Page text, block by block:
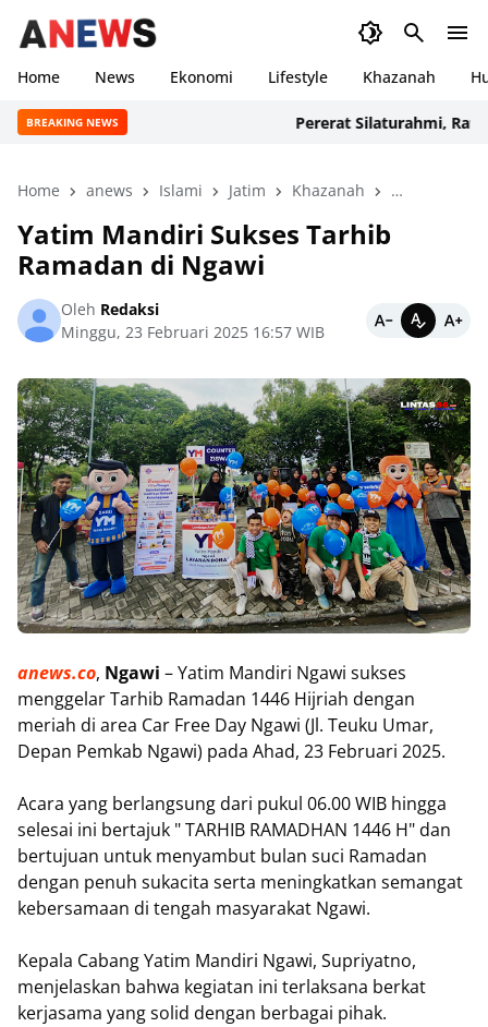
Home News Ekonomi Lifestyle Khazanah
BREAKING NEWS Pererat Silaturahmi,
Home anews Islami Jatim Khazanah Nasional
Yatim Mandiri Sukses Tarhib
Ramadan di Ngawi
Oleh Redaksi
Minggu, 23 Februari 2025 16:57 WIB
anews.co, Ngawi – Yatim Mandiri Ngawi sukses
menggelar Tarhib Ramadan 1446 Hijriah dengan
meriah di area Car Free Day Ngawi (Jl. Teuku Umar,
Depan Pemkab Ngawi) pada Ahad, 23 Februari 2025.
Acara yang berlangsung dari pukul 06.00 WIB hingga
selesai ini bertajuk " TARHIB RAMADHAN 1446 H" dan
bertujuan untuk menyambut bulan suci Ramadan
dengan penuh sukacita serta meningkatkan semangat
kebersamaan di tengah masyarakat Ngawi.
Kepala Cabang Yatim Mandiri Ngawi, Supriyatno,
menjelaskan bahwa kegiatan ini terlaksana berkat
kerjasama yang solid dengan berbagai pihak.